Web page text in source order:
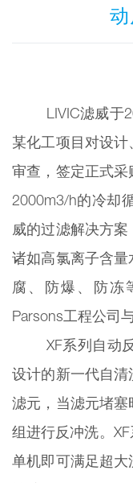
动
LIVIC滤威于
某化工项目对设
审查，签定正式
2000m3/h的冷却
威的过滤解决方案
诸如高氯离子含
腐、防爆、防冻
Parsons工程公司
XF系列自动反
设计的新一代自清
滤元，当滤元堵
组进行反冲洗。
单机即可满足超